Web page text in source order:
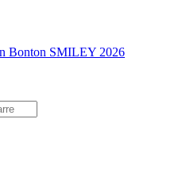
Bonton SMILEY 2026